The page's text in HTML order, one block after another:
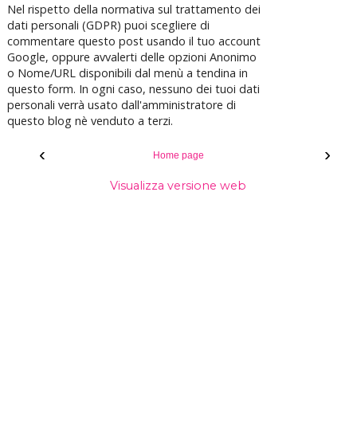
Nel rispetto della normativa sul trattamento dei
dati personali (GDPR) puoi scegliere di
commentare questo post usando il tuo account
Google, oppure avvalerti delle opzioni Anonimo
o Nome/URL disponibili dal menù a tendina in
questo form. In ogni caso, nessuno dei tuoi dati
personali verrà usato dall'amministratore di
questo blog nè venduto a terzi.
‹ ›
Home page
Visualizza versione web